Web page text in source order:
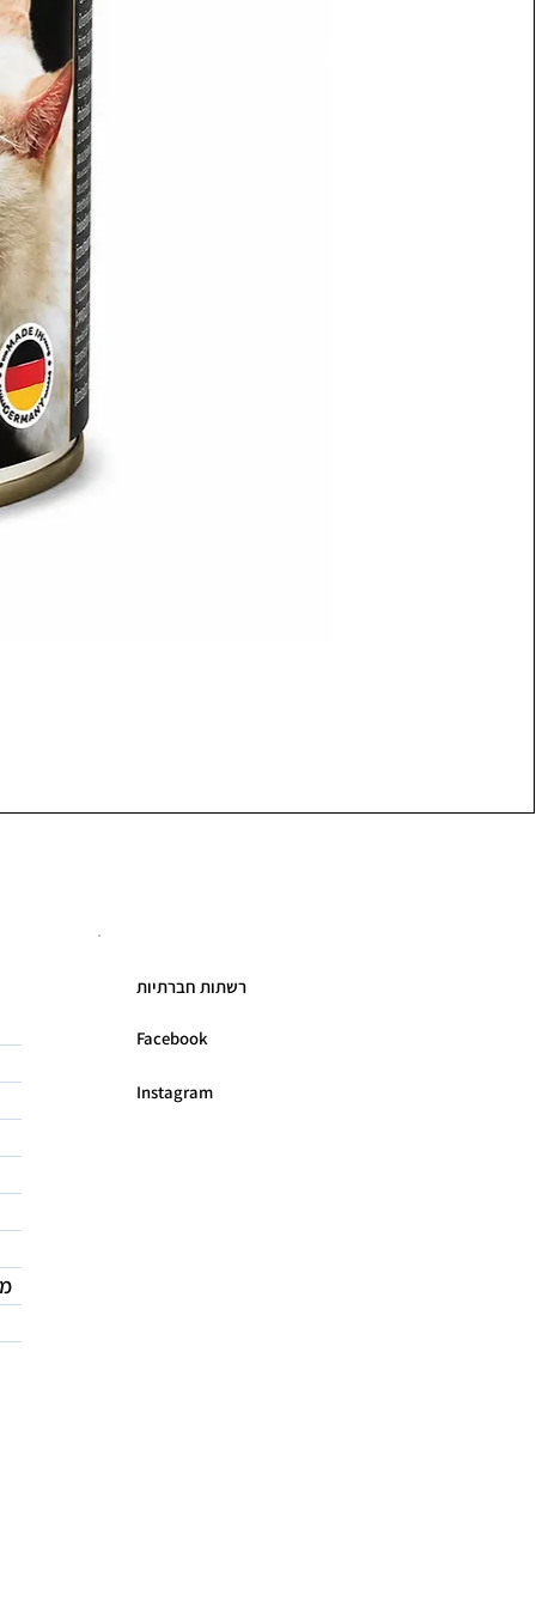
רשתות חברתיות
Facebook
Instagram